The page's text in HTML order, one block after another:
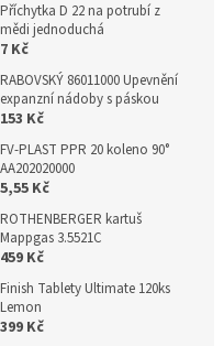
Příchytka D 22 na potrubí z
mědi jednoduchá
7 Kč
RABOVSKÝ 86011000 Upevnění
expanzní nádoby s páskou
153 Kč
FV-PLAST PPR 20 koleno 90°
AA202020000
5,55 Kč
ROTHENBERGER kartuš
Mappgas 3.5521C
459 Kč
Finish Tablety Ultimate 120ks
Lemon
399 Kč